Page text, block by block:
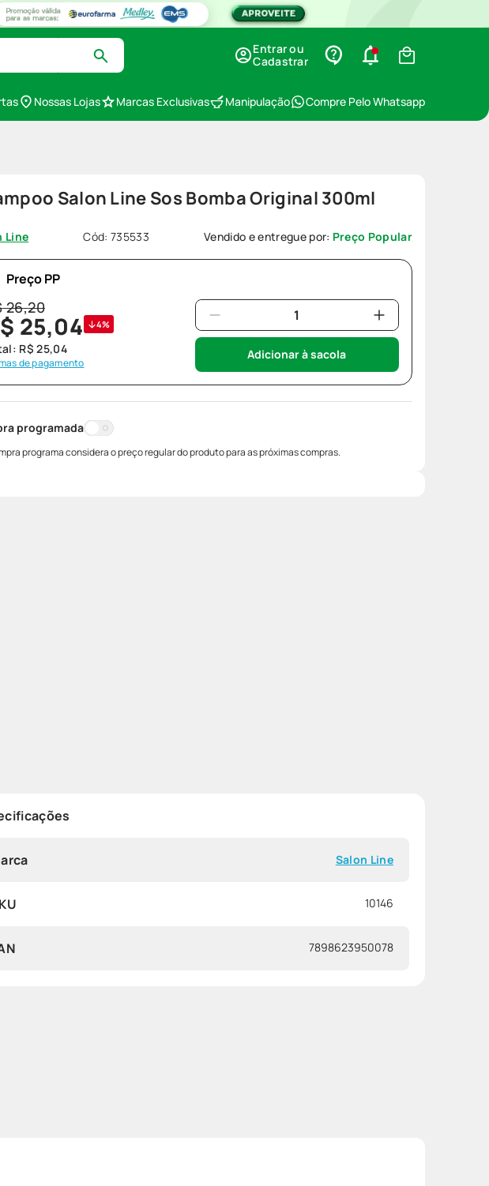
Entrar ou
Cadastrar
Nossas Lojas Marcas Exclusivas Manipulação Compre Pelo Whatsapp
Salon Line Sos Bomba Original 300ml
Line Cód:735533 Vendido e entregue por: Preço Popular
Preço PP
26,20
25,04 4%
R$ 25,04
de pagamento
Adicionar à sacola
programada
programa considera o preço regular do produto para as próximas compras.
Salon Line
10146
7898623950078